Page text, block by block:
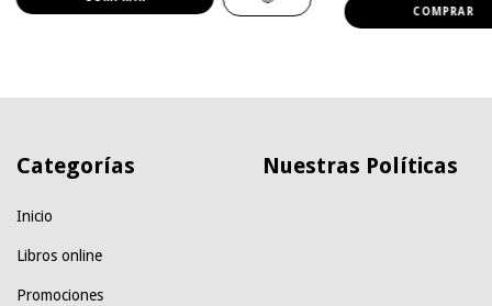
Categorías
Inicio
Libros online
Promociones
Nuestras Políticas